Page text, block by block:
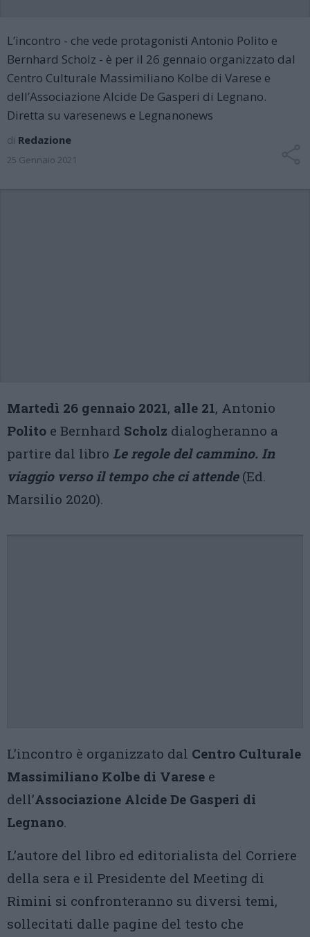
L’incontro - che vede protagonisti Antonio Polito e
Bernhard Scholz - è per il 26 gennaio organizzato dal
Centro Culturale Massimiliano Kolbe di Varese e
dell’Associazione Alcide De Gasperi di Legnano.
Diretta su varesenews e Legnanonews
di Redazione
25 Gennaio 2021
Martedì 26 gennaio 2021, alle 21, Antonio
Polito e Bernhard Scholz dialogheranno a
partire dal libro Le regole del cammino. In
viaggio verso il tempo che ci attende(Ed.
Marsilio 2020).
L’incontro è organizzato dal Centro Culturale
Massimiliano Kolbe di Varese e
dell’Associazione Alcide De Gasperi di
Legnano.
L’autore del libro ed editorialista del Corriere
della sera e il Presidente del Meeting di
Rimini si confronteranno su diversi temi,
sollecitati dalle pagine del testo che